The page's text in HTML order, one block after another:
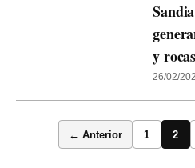
y
26/02/
← Anterior 1 2